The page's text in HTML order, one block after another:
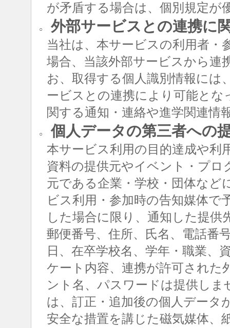
が矛盾する場合は、個別規定が
○ 外部サービスとの連携に
当社は、本サービスの利用者・
場合、当該外部サービスから連
お、取得する個人識別情報には
ービスとの連携により可能と
関する通知・連絡や進学関連情
○ 個人データの第三者への
本サービス利用の目的達成や利
資料の提供元やイベント・プロ
元である企業・学校・団体など
ビス利用・参加時の告知媒体で
した場合に限り、通知した提
郵便番号、住所、氏名、電話番
日、在卒学校名、学年・職業、
ケート内容、連携が許可された
ント名、パスワードは提供し
は、訂正・追加後の個人データ
安全な措置を講じた磁気媒体、